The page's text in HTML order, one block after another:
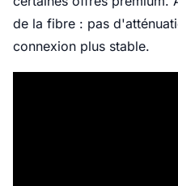
de la fibre : pas
connexion plus stable.